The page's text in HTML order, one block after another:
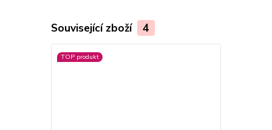
Související zboží 4
TOP produkt